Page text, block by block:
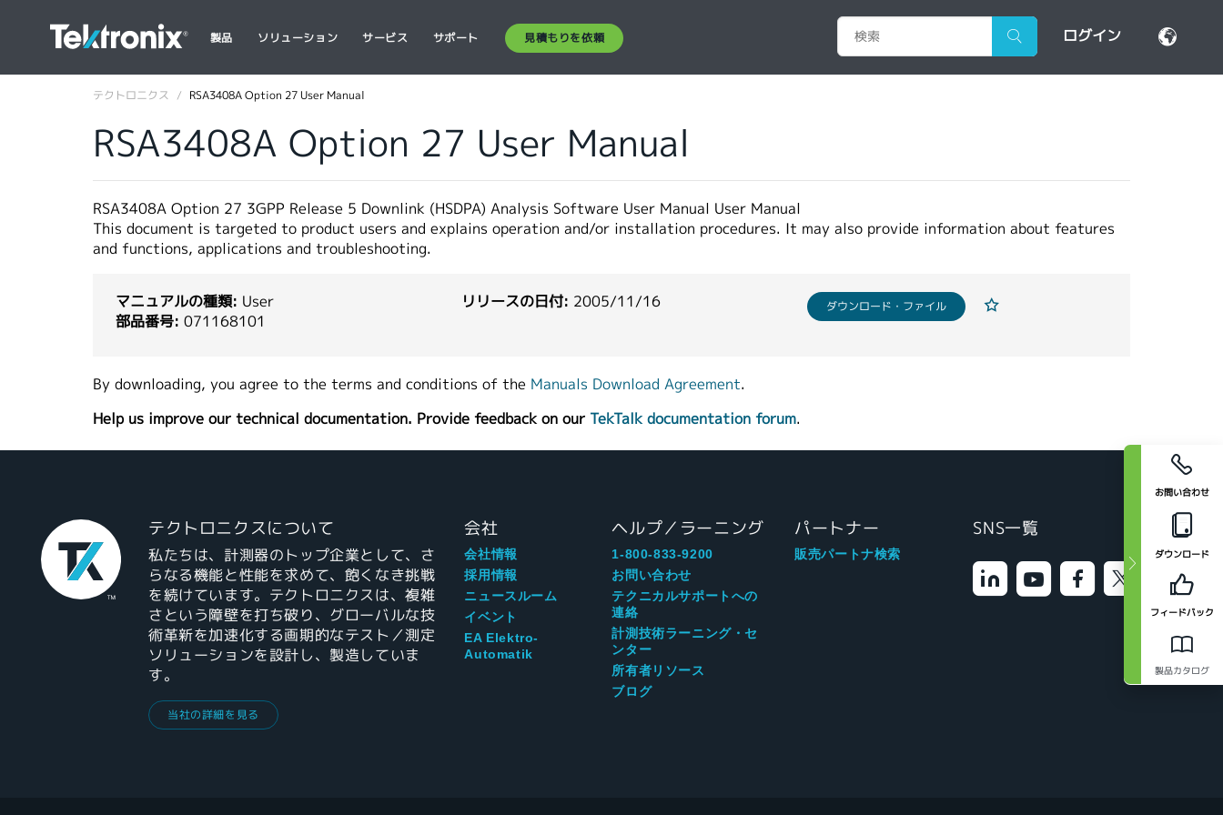
製品 ソリューション サービス サポート 見積もりを依頼 ログイン
お問い合わせ
ダウンロード
フィードバック
製品カタログ
テクトロニクス RSA3408A Option 27 User Manual
RSA3408A Option 27 User Manual
RSA3408A Option 27 3GPP Release 5 Downlink (HSDPA) Analysis Software User Manual User Manual
This document is targeted to product users and explains operation and/or installation procedures. It may also provide information about features
and functions, applications and troubleshooting.
マニュアルの種類: User
部品番号: 071168101
リリースの日付: 2005/11/16 ダウンロード・ファイル
By downloading, you agree to the terms and conditions of the Manuals Download Agreement.
Help us improve our technical documentation. Provide feedback on our TekTalk documentation forum.
テクトロニクスについて
私たちは、計測器のトップ企業として、さ
らなる機能と性能を求めて、飽くなき挑戦
を続けています。テクトロニクスは、複雑
さという障壁を打ち破り、グローバルな技
術革新を加速化する画期的なテスト／測定
ソリューションを設計し、製造していま
す。
当社の詳細を見る
会社
会社情報
採用情報
ニュースルーム
イベント
EA Elektro-
Automatik
ヘルプ／ラーニング
1-800-833-9200
お問い合わせ
テクニカルサポートへの
連絡
計測技術ラーニング・セ
ンター
所有者リソース
ブログ
パートナー
販売パートナ検索
SNS一覧